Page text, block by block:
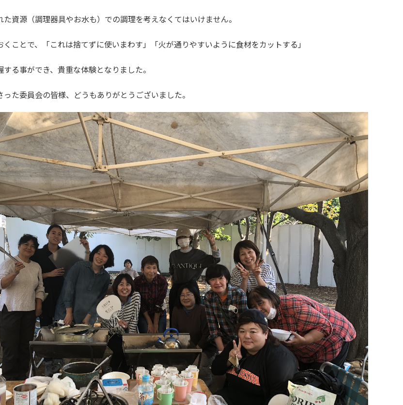
資源（調理器具やお水も）での調理を考えなくてはいけません。
くことで、「これは捨てずに使いまわす」「火が通りやすいように食材をカットする」
る事ができ、貴重な体験となりました。
た委員会の皆様、どうもありがとうございました。